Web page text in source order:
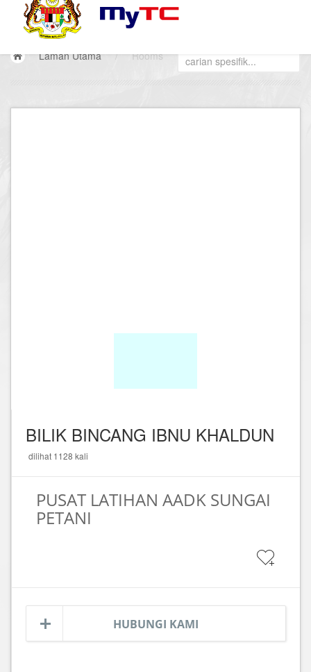
Laman Utama / Rooms
BILIK BINCANG IBNU KHALDUN
dilihat 1128 kali
PUSAT LATIHAN AADK SUNGAI
PETANI
HUBUNGI KAMI